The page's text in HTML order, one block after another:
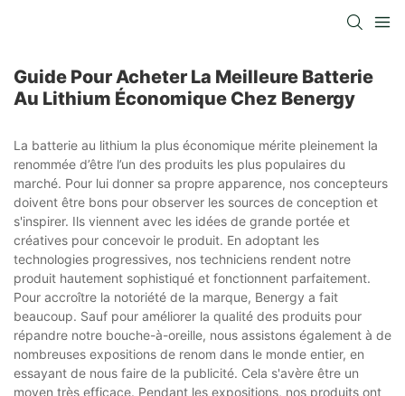
Guide Pour Acheter La Meilleure Batterie
Au Lithium Économique Chez Benergy
La batterie au lithium la plus économique mérite pleinement la
renommée d’être l’un des produits les plus populaires du
marché. Pour lui donner sa propre apparence, nos concepteurs
doivent être bons pour observer les sources de conception et
s'inspirer. Ils viennent avec les idées de grande portée et
créatives pour concevoir le produit. En adoptant les
technologies progressives, nos techniciens rendent notre
produit hautement sophistiqué et fonctionnent parfaitement.
Pour accroître la notoriété de la marque, Benergy a fait
beaucoup. Sauf pour améliorer la qualité des produits pour
répandre notre bouche-à-oreille, nous assistons également à de
nombreuses expositions de renom dans le monde entier, en
essayant de nous faire de la publicité. Cela s'avère être un
moyen très efficace. Pendant les expositions, nos produits ont